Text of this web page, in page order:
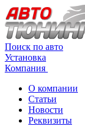
Поиск по авто
Установка
Компания
О компании
Статьи
Новости
Реквизиты